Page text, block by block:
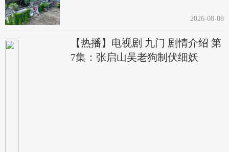
2026-08-08
【热播】电视剧 九门 剧情介绍 第
7集：张启山吴老狗制伏细妖